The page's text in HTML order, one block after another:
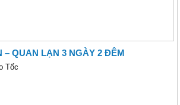
– QUAN LẠN 3 NGÀY 2 ĐÊM
Tốc